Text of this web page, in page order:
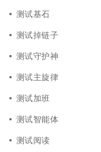
测试基石
测试掉链子
测试守护神
测试主旋律
测试加班
测试智能体
测试阅读